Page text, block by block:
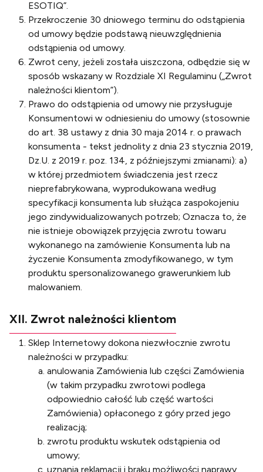
ESOTIQ”.
Przekroczenie 30 dniowego terminu do odstąpienia
od umowy będzie podstawą nieuwzględnienia
odstąpienia od umowy.
Zwrot ceny, jeżeli została uiszczona, odbędzie się w
sposób wskazany w Rozdziale XI Regulaminu („Zwrot
należności klientom”).
Prawo do odstąpienia od umowy nie przysługuje
Konsumentowi w odniesieniu do umowy (stosownie
do art. 38 ustawy z dnia 30 maja 2014 r. o prawach
konsumenta - tekst jednolity z dnia 23 stycznia 2019,
Dz.U. z 2019 r. poz. 134, z późniejszymi zmianami): a)
w której przedmiotem świadczenia jest rzecz
nieprefabrykowana, wyprodukowana według
specyfikacji konsumenta lub służąca zaspokojeniu
jego zindywidualizowanych potrzeb; Oznacza to, że
nie istnieje obowiązek przyjęcia zwrotu towaru
wykonanego na zamówienie Konsumenta lub na
życzenie Konsumenta zmodyfikowanego, w tym
produktu spersonalizowanego grawerunkiem lub
malowaniem.
XII. Zwrot należności klientom
Sklep Internetowy dokona niezwłocznie zwrotu
należności w przypadku:
anulowania Zamówienia lub części Zamówienia
(w takim przypadku zwrotowi podlega
odpowiednio całość lub część wartości
Zamówienia) opłaconego z góry przed jego
realizacją;
zwrotu produktu wskutek odstąpienia od
umowy;
uznania reklamacji i braku możliwości naprawy